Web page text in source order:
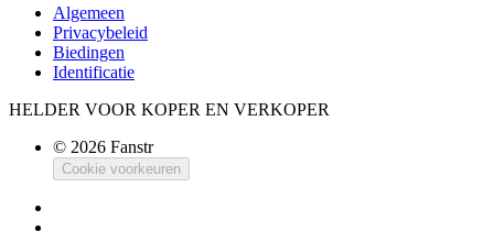
Algemeen
Privacybeleid
Biedingen
Identificatie
HELDER VOOR KOPER EN VERKOPER
© 2026 Fanstr
Cookie voorkeuren